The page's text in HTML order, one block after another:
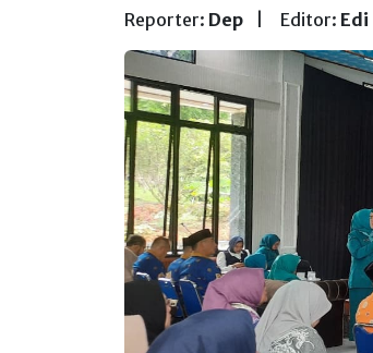
Reporter: Dep Editor: Edi